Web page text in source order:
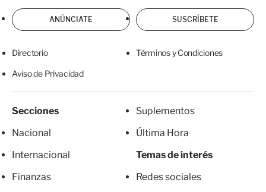
ANÚNCIATE SUSCRÍBETE
Directorio Términos y Condiciones
Aviso de Privacidad
Secciones
Nacional
Internacional
Finanzas
Suplementos
Última Hora
Temas de interés
Redes sociales